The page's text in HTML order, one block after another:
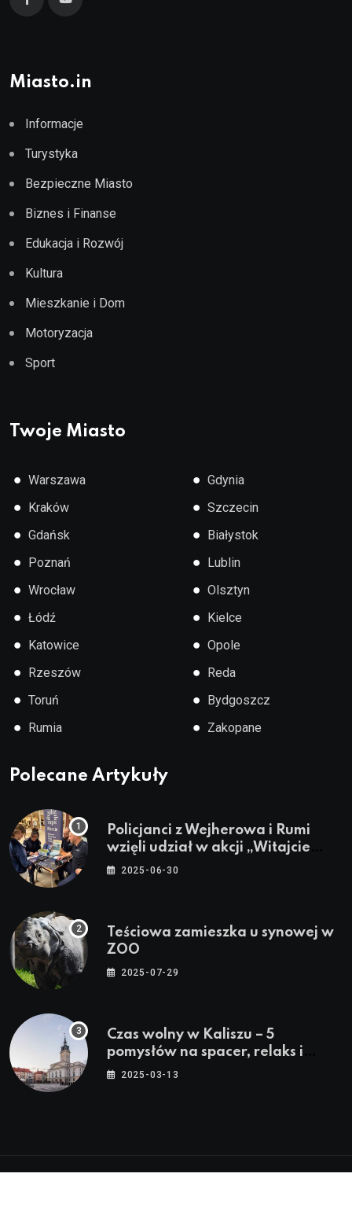
Miasto.in
Informacje
Turystyka
Bezpieczne Miasto
Biznes i Finanse
Edukacja i Rozwój
Kultura
Mieszkanie i Dom
Motoryzacja
Sport
Twoje Miasto
● Warszawa
● Kraków
● Gdańsk
● Poznań
● Wrocław
● Łódź
● Katowice
● Rzeszów
● Toruń
● Rumia
● Gdynia
● Szczecin
● Białystok
● Lublin
● Olsztyn
● Kielce
● Opole
● Reda
● Bydgoszcz
● Zakopane
Polecane Artykuły
Policjanci z Wejherowa i Rumi
wzięli udział w akcji „Witajcie
Wakacje”
2025-06-30
Teściowa zamieszka u synowej w
ZOO
2025-07-29
Czas wolny w Kaliszu – 5
pomysłów na spacer, relaks i
rodzinne atrakcje
2025-03-13